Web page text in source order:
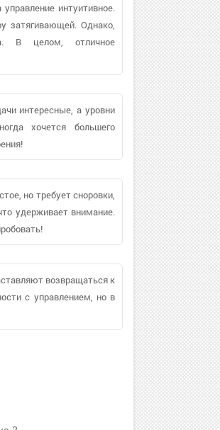
интуитивное.
затягивающей. Однако,
В целом, отличное
интересные, а уровни
хочется большего
но требует сноровки,
удерживает внимание.
возвращаться к
с управлением, но в